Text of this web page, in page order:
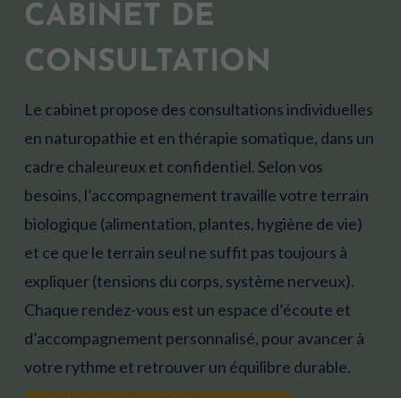
CABINET DE
CONSULTATION
Le cabinet propose des consultations individuelles
en naturopathie et en thérapie somatique, dans un
cadre chaleureux et confidentiel. Selon vos
besoins, l’accompagnement travaille votre terrain
biologique (alimentation, plantes, hygiène de vie)
et ce que le terrain seul ne suffit pas toujours à
expliquer (tensions du corps, système nerveux).
Chaque rendez-vous est un espace d’écoute et
d’accompagnement personnalisé, pour avancer à
votre rythme et retrouver un équilibre durable.